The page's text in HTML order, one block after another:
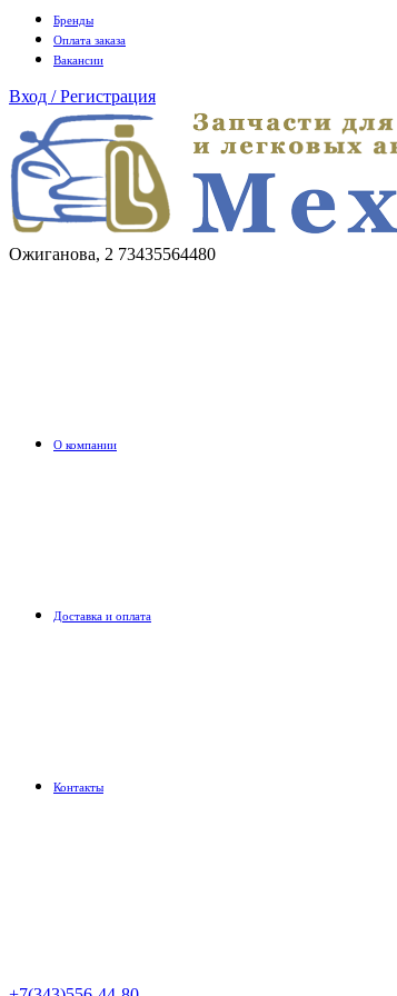
Бренды
Оплата заказа
Вакансии
Вход / Регистрация
Ожиганова, 2 73435564480
О компании
Доставка и оплата
Контакты